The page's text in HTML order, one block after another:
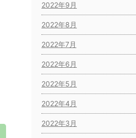
2022年9月
2022年8月
2022年7月
2022年6月
2022年5月
2022年4月
2022年3月